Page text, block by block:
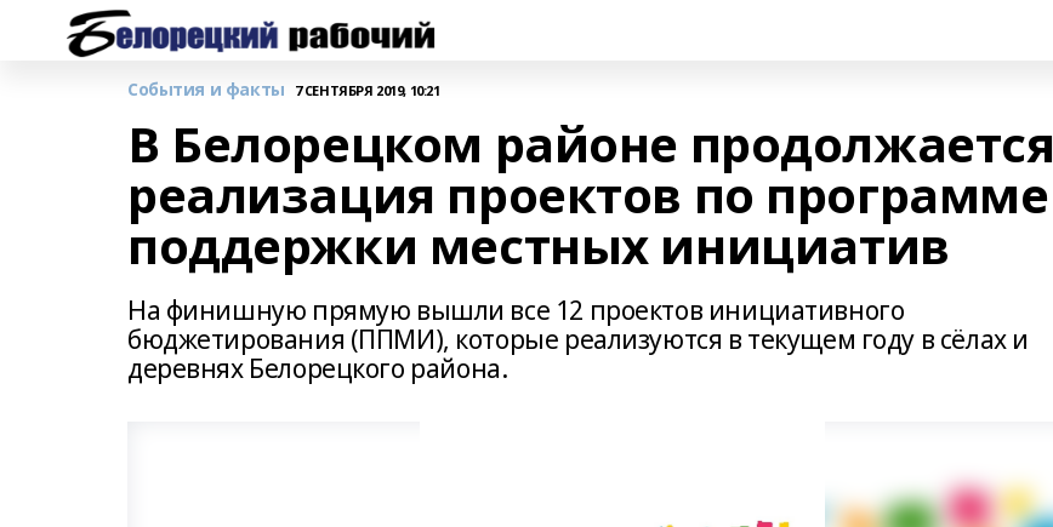
События и факты 7 СЕНТЯБРЯ 2019, 10:21
В Белорецком районе продолжается
реализация проектов по программе
поддержки местных инициатив
На финишную прямую вышли все 12 проектов инициативного
бюджетирования (ППМИ), которые реализуются в текущем году в сёлах и
деревнях Белорецкого района.